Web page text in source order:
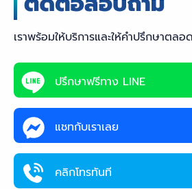
เราพร้อมให้บริการและให้คำปรึกษาตล
ปรึกษาฟรีทาง LINE
แชทกับเราเลย
คลิกโทรทันที